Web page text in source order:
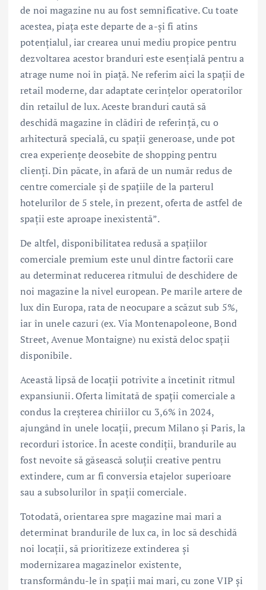
de noi magazine nu au fost semnificative. Cu toate
acestea, piața este departe de a-și fi atins
potențialul, iar crearea unui mediu propice pentru
dezvoltarea acestor branduri este esențială pentru a
atrage nume noi în piață. Ne referim aici la spații de
retail moderne, dar adaptate cerințelor operatorilor
din retailul de lux. Aceste branduri caută să
deschidă magazine în clădiri de referință, cu o
arhitectură specială, cu spații generoase, unde pot
crea experiențe deosebite de shopping pentru
clienți. Din păcate, în afară de un număr redus de
centre comerciale și de spațiile de la parterul
hotelurilor de 5 stele, în prezent, oferta de astfel de
spații este aproape inexistentă”.
De altfel, disponibilitatea redusă a spațiilor
comerciale premium este unul dintre factorii care
au determinat reducerea ritmului de deschidere de
noi magazine la nivel european. Pe marile artere de
lux din Europa, rata de neocupare a scăzut sub 5%,
iar în unele cazuri (ex. Via Montenapoleone, Bond
Street, Avenue Montaigne) nu există deloc spații
disponibile.
Această lipsă de locații potrivite a încetinit ritmul
expansiunii. Oferta limitată de spații comerciale a
condus la creșterea chiriilor cu 3,6% în 2024,
ajungând în unele locații, precum Milano și Paris, la
recorduri istorice. În aceste condiții, brandurile au
fost nevoite să găsească soluții creative pentru
extindere, cum ar fi conversia etajelor superioare
sau a subsolurilor în spații comerciale.
Totodată, orientarea spre magazine mai mari a
determinat brandurile de lux ca, în loc să deschidă
noi locații, să prioritizeze extinderea și
modernizarea magazinelor existente,
transformându-le în spații mai mari, cu zone VIP și